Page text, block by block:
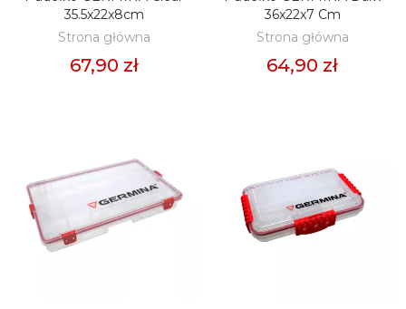
35.5x22x8cm
Strona główna
67,90 zł
36x22x7 Cm
Strona główna
64,90 zł